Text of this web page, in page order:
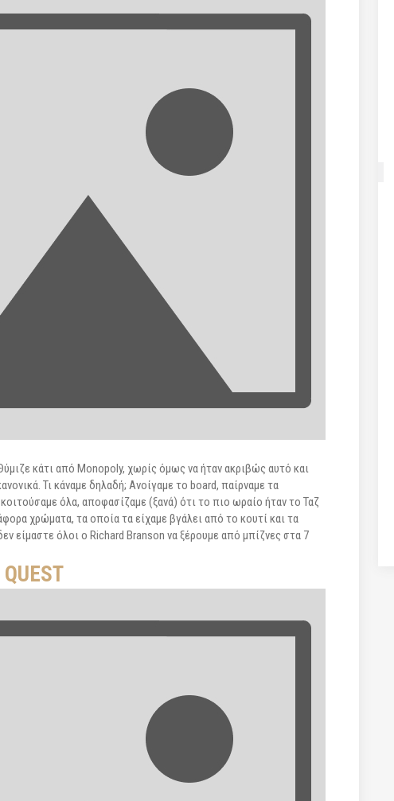
κάτι από Monopoly, χωρίς όμως να ήταν ακριβώς αυτό και
Τι κάναμε δηλαδή; Ανοίγαμε το board, παίρναμε τα
όλα, αποφασίζαμε (ξανά) ότι το πιο ωραίο ήταν το Ταζ
χρώματα, τα οποία τα είχαμε βγάλει από το κουτί και τα
είμαστε όλοι ο Richard Branson να ξέρουμε από μπίζνες στα 7